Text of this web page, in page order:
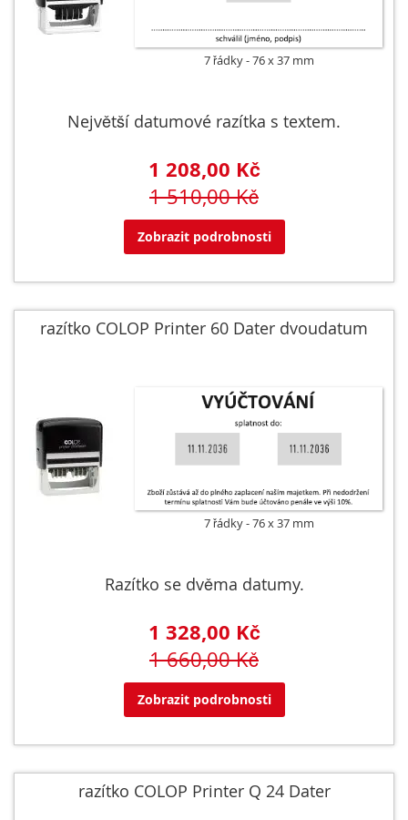
7 řádky 76 x 37 mm
Největší datumové razítka s textem.
1 208,00 Kč
1 510,00 Kč
Zobrazit podrobnosti
razítko COLOP Printer 60 Dater dvoudatum
7 řádky 76 x 37 mm
Razítko se dvěma datumy.
1 328,00 Kč
1 660,00 Kč
Zobrazit podrobnosti
razítko COLOP Printer Q 24 Dater